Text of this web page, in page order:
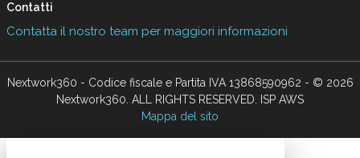
Contatti
Contatta il nostro team per maggiori informazioni
Nextwork360 - Codice fiscale e Partita IVA 13868590962 - © 2026
Nextwork360. ALL RIGHTS RESERVED. ISP AWS
Mappa del sito